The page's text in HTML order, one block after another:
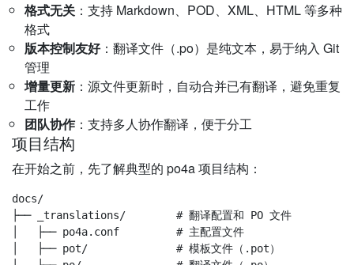
格式无关 ：支持 Markdown、POD、XML、HTML 等多种
格式
版本控制友好：翻译文件（.po）是纯文本，易于纳入 Git
管理
增量更新 ：源文件更新时，自动合并已有翻译，避免重复
工作
团队协作：支持多人协作翻译，便于分工
项目结构
在开始之前，先了解典型的 po4a 项目结构：
docs/
├── _translations/        # 翻译配置和 PO 文件
│   ├── po4a.conf         # 主配置文件
│   ├── pot/              # 模板文件（.pot）